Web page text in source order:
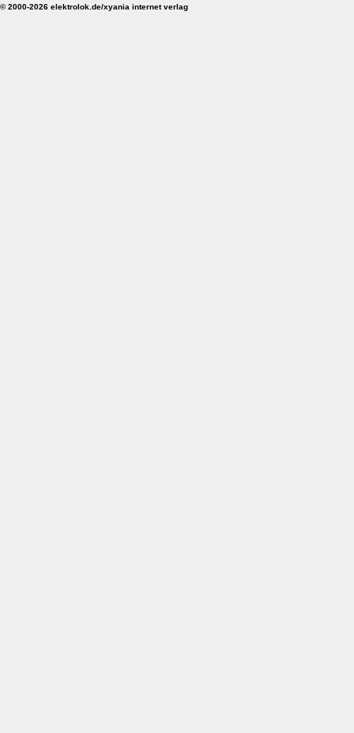
© 2000-2026 elektrolok.de/xyania internet verlag